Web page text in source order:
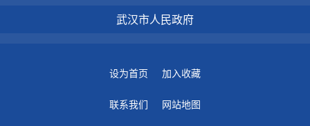
武汉市人民政府
设为首页 加入收藏
联系我们 网站地图